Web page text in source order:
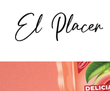
content